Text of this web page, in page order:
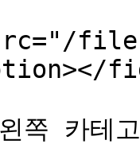
files/
왼쪽 카